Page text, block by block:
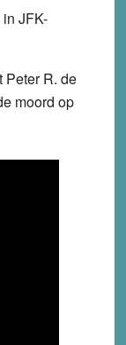
Peter R. de
moord op